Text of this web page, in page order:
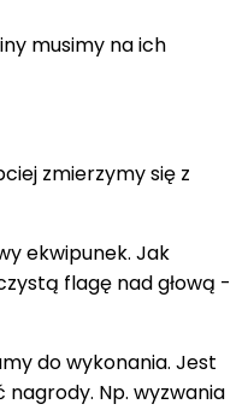
musimy na ich
zmierzymy się z
ekwipunek. Jak
flagę nad głową -
do wykonania. Jest
Np. wyzwania